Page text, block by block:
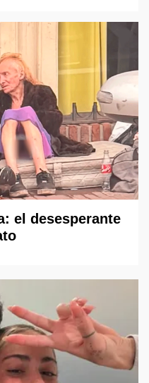
el desesperante